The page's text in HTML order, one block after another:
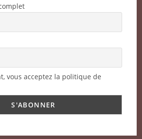
vous acceptez la politique de